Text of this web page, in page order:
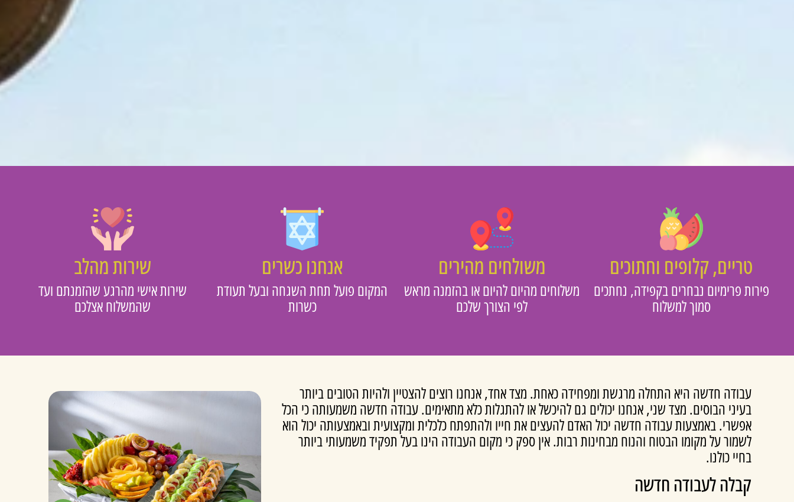
טריים, קלופים וחתוכים
פירות פרימיום נבחרים בקפידה, נחתכים
סמוך למשלוח
משולחים מהירים
משלוחים מהיום להיום או בהזמנה מראש
לפי הצורך שלכם
אנחנו כשרים
המקום פועל תחת השגחה ובעל תעודת
כשרות
שירות מהלב
שירות אישי מהרגע שהזמנתם ועד
שהמשלוח אצלכם
עבודה חדשה היא התחלה מרגשת ומפחידה כאחת. מצד אחד, אנחנו רוצים להצטיין ולהיות הטובים ביותר
בעיני הבוסים. מצד שני, אנחנו יכולים גם להיכשל או להתגלות כלא מתאימים. עבודה חדשה משמעותה כי הכל
אפשרי. באמצעות עבודה חדשה יכול האדם להעצים את חייו ולהתפתח כלכלית ומקצועית ובאמצעותה יכול הוא
לשמור על מקומו הבטוח והנוח מבחינות רבות. אין ספק כי מקום העבודה הינו בעל תפקיד משמעותי ביותר
בחיי כולנו.
קבלה לעבודה חדשה